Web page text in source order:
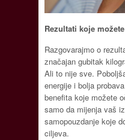
Rezultati koje
Razgovarajmo o
značajan gubitak
Ali to nije sve.
energije i bolja
benefita koje možete
samo da mijenja vaš
samopouzdanje koje
ciljeva.